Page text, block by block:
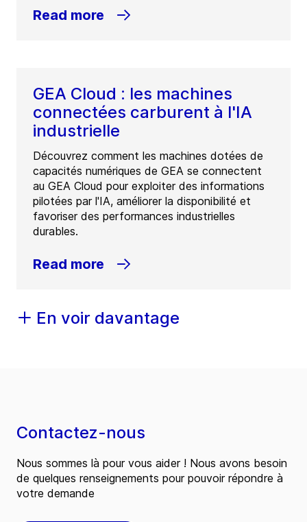
Read more
GEA Cloud : les machines
connectées carburent à l'IA
industrielle
Découvrez comment les machines dotées de
capacités numériques de GEA se connectent
au GEA Cloud pour exploiter des informations
pilotées par l'IA, améliorer la disponibilité et
favoriser des performances industrielles
durables.
Read more
En voir davantage
Contactez-nous
Nous sommes là pour vous aider ! Nous avons besoin
de quelques renseignements pour pouvoir répondre à
votre demande